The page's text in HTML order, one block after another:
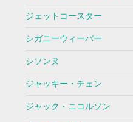
ジェットコースター
シガニーウィーバー
シソンヌ
ジャッキー・チェン
ジャック・ニコルソン